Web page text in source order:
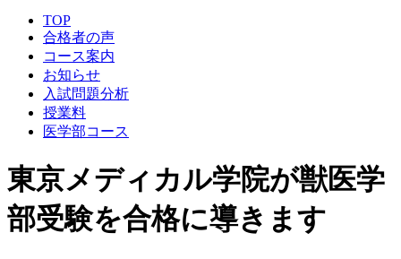
TOP
合格者の声
コース案内
お知らせ
入試問題分析
授業料
医学部コース
東京メディカル学院が獣医学
部受験を合格に導きます